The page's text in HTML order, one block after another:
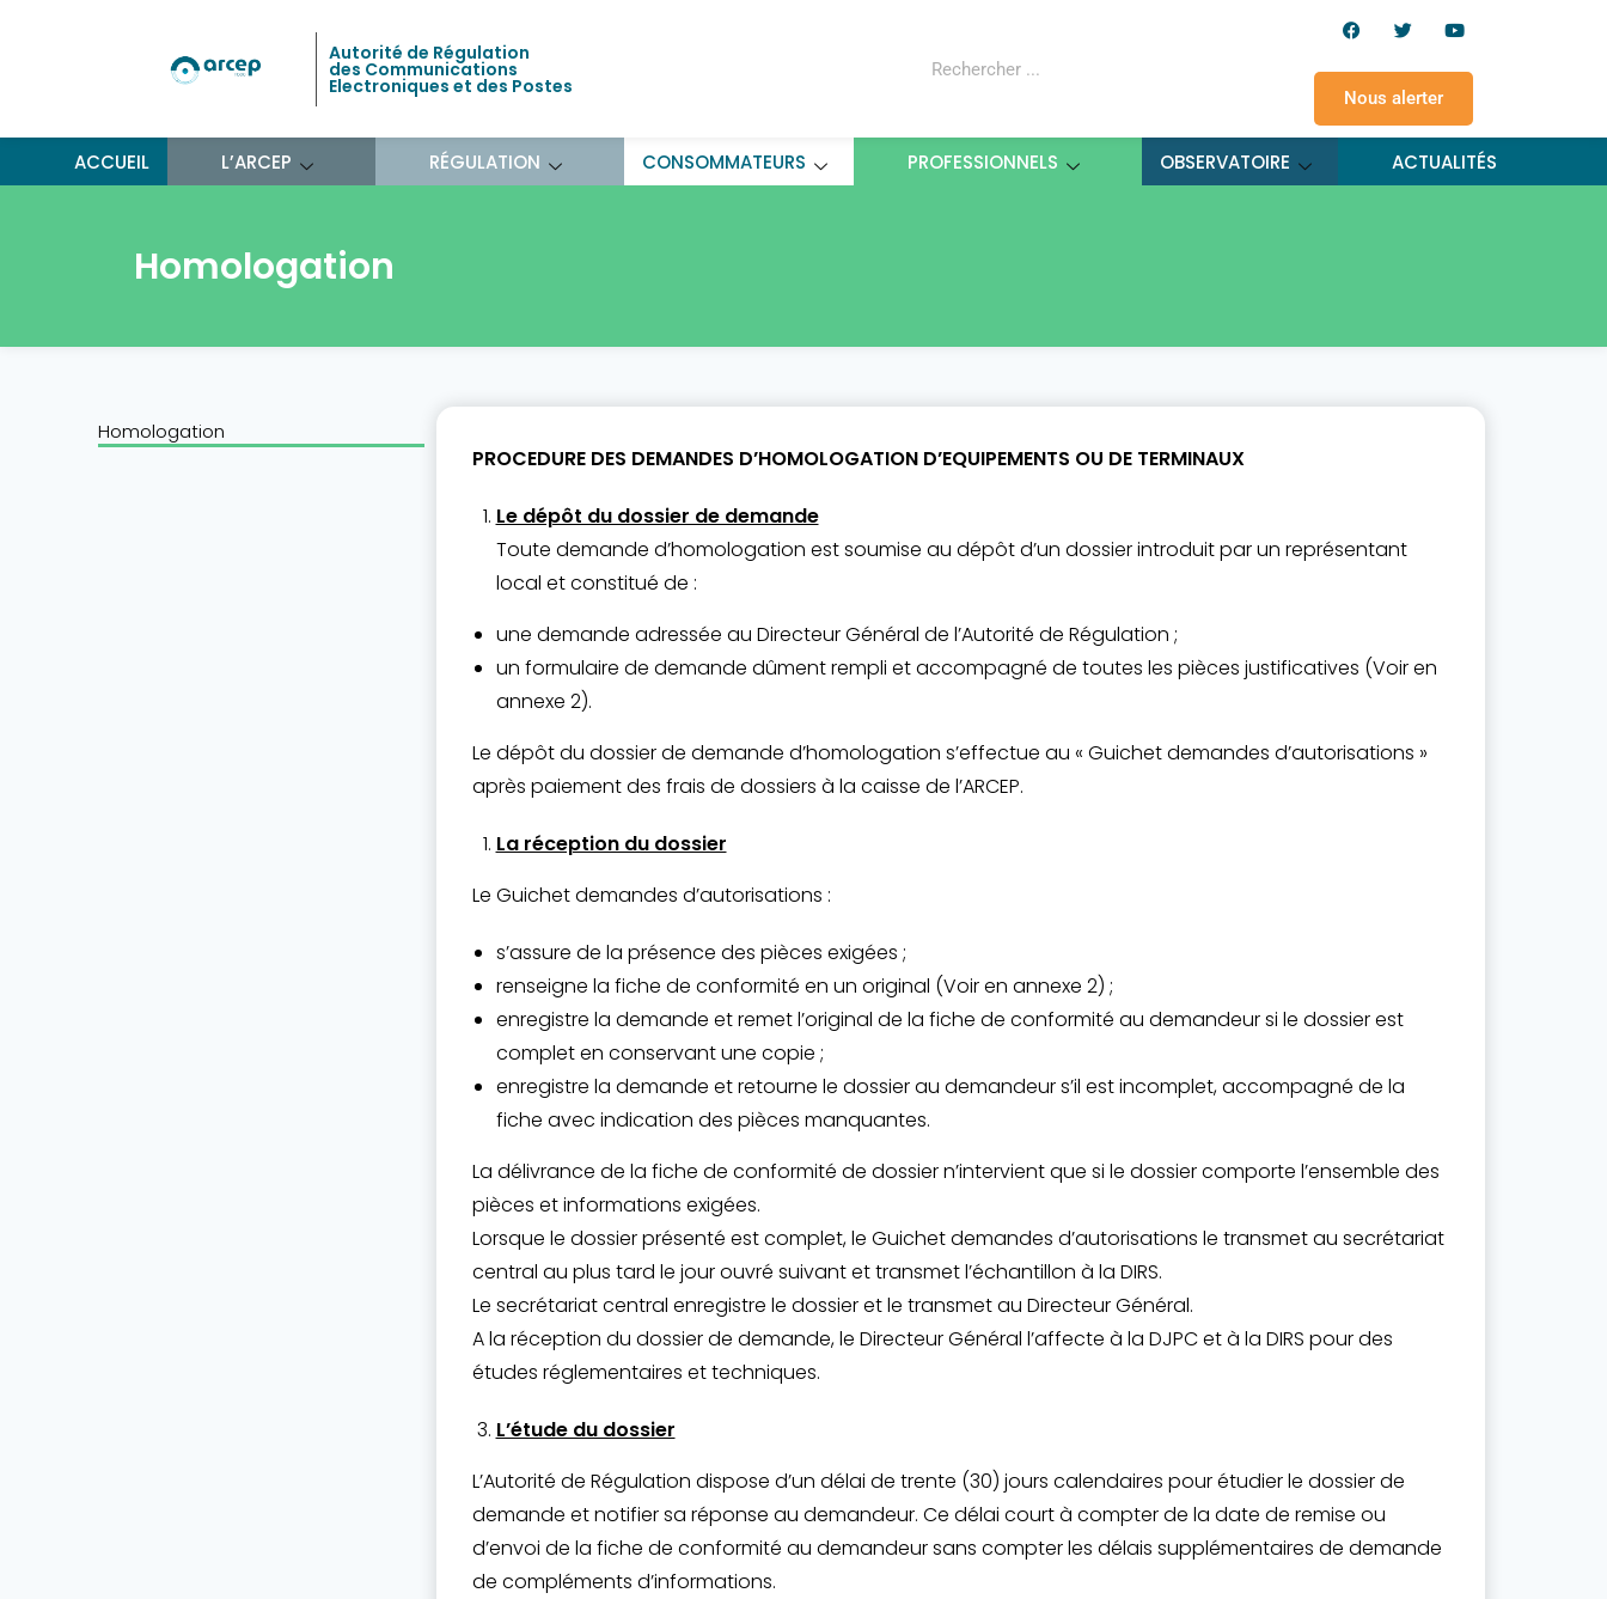
Autorité de Régulation
des Communications
Electroniques et des Postes
Nous alerter
ACCUEIL L’ARCEP RÉGULATION CONSOMMATEURS PROFESSIONNELS OBSERVATOIRE ACTUALITÉS
Homologation
Homologation
PROCEDURE DES DEMANDES D’HOMOLOGATION D’EQUIPEMENTS OU DE TERMINAUX
Le dépôt du dossier de demande
Toute demande d’homologation est soumise au dépôt d’un dossier introduit par un représentant
local et constitué de :
une demande adressée au Directeur Général de l’Autorité de Régulation ;
un formulaire de demande dûment rempli et accompagné de toutes les pièces justificatives (Voir en
annexe 2).
Le dépôt du dossier de demande d’homologation s’effectue au « Guichet demandes d’autorisations »
après paiement des frais de dossiers à la caisse de l’ARCEP.
La réception du dossier
Le Guichet demandes d’autorisations :
s’assure de la présence des pièces exigées ;
renseigne la fiche de conformité en un original (Voir en annexe 2) ;
enregistre la demande et remet l’original de la fiche de conformité au demandeur si le dossier est
complet en conservant une copie ;
enregistre la demande et retourne le dossier au demandeur s’il est incomplet, accompagné de la
fiche avec indication des pièces manquantes.
La délivrance de la fiche de conformité de dossier n’intervient que si le dossier comporte l’ensemble des
pièces et informations exigées.
Lorsque le dossier présenté est complet, le Guichet demandes d’autorisations le transmet au secrétariat
central au plus tard le jour ouvré suivant et transmet l’échantillon à la DIRS.
Le secrétariat central enregistre le dossier et le transmet au Directeur Général.
A la réception du dossier de demande, le Directeur Général l’affecte à la DJPC et à la DIRS pour des
études réglementaires et techniques.
L’étude du dossier
L’Autorité de Régulation dispose d’un délai de trente (30) jours calendaires pour étudier le dossier de
demande et notifier sa réponse au demandeur. Ce délai court à compter de la date de remise ou
d’envoi de la fiche de conformité au demandeur sans compter les délais supplémentaires de demande
de compléments d’informations.